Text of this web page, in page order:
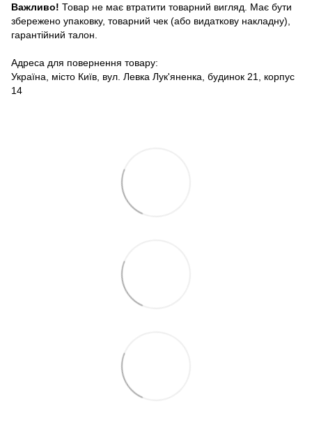
Важливо! Товар не має втратити товарний вигляд. Має бути
збережено упаковку, товарний чек (або видаткову накладну),
гарантійний талон.
Адреса для повернення товару:
Україна, місто Київ, вул. Левка Лук'яненка, будинок 21, корпус
14